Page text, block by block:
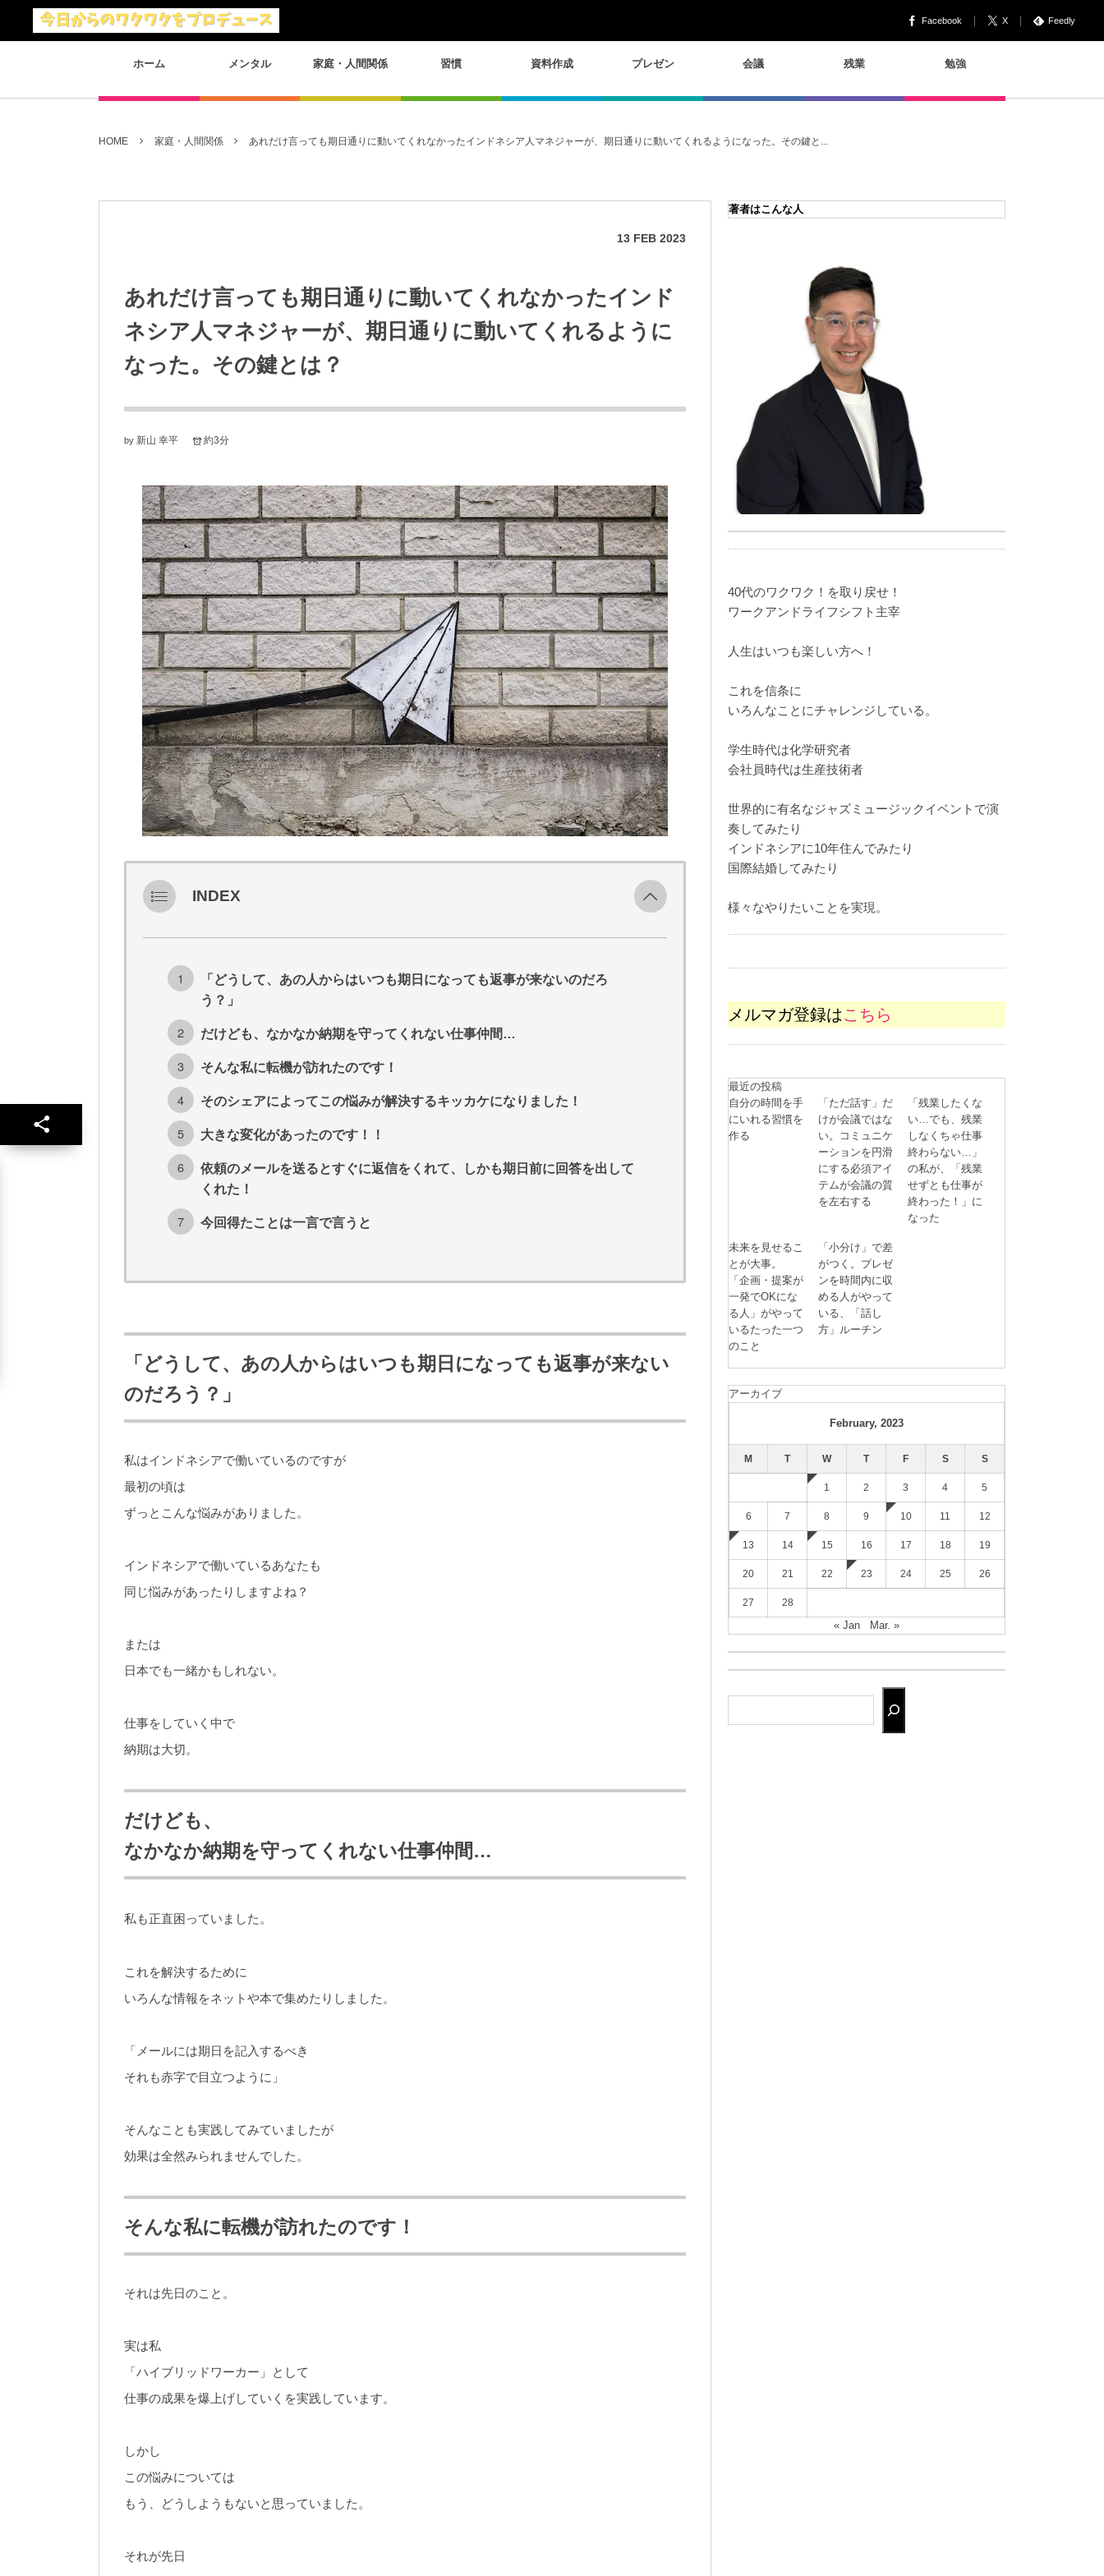
Facebook X Feedly
ホーム メンタル 家庭・人間関係 習慣 資料作成 プレゼン 会議 残業 勉強
HOME 家庭・人間関係 あれだけ言っても期日通りに動いてくれなかったインドネシア人マネジャーが、期日通りに動いてくれるようになった。その鍵と...
13 FEB 2023
あれだけ言っても期日通りに動いてくれなかったインド
ネシア人マネジャーが、期日通りに動いてくれるように
なった。その鍵とは？
by 新山 幸平 約3分
INDEX
「どうして、あの人からはいつも期日になっても返事が来ないのだろ
う？」
だけども、なかなか納期を守ってくれない仕事仲間…
そんな私に転機が訪れたのです！
そのシェアによってこの悩みが解決するキッカケになりました！
大きな変化があったのです！！
依頼のメールを送るとすぐに返信をくれて、しかも期日前に回答を出して
くれた！
今回得たことは一言で言うと
「どうして、あの人からはいつも期日になっても返事が来ない
のだろう？」
私はインドネシアで働いているのですが
最初の頃は
ずっとこんな悩みがありました。
インドネシアで働いているあなたも
同じ悩みがあったりしますよね？
または
日本でも一緒かもしれない。
仕事をしていく中で
納期は大切。
だけども、
なかなか納期を守ってくれない仕事仲間…
私も正直困っていました。
これを解決するために
いろんな情報をネットや本で集めたりしました。
「メールには期日を記入するべき
それも赤字で目立つように」
そんなことも実践してみていましたが
効果は全然みられませんでした。
そんな私に転機が訪れたのです！
それは先日のこと。
実は私
「ハイブリッドワーカー」として
仕事の成果を爆上げしていくを実践しています。
しかし
この悩みについては
もう、どうしようもないと思っていました。
それが先日
著者はこんな人
40代のワクワク！を取り戻せ！
ワークアンドライフシフト主宰
人生はいつも楽しい方へ！
これを信条に
いろんなことにチャレンジしている。
学生時代は化学研究者
会社員時代は生産技術者
世界的に有名なジャズミュージックイベントで演
奏してみたり
インドネシアに10年住んでみたり
国際結婚してみたり
様々なやりたいことを実現。
メルマガ登録はこちら
最近の投稿
自分の時間を手
にいれる習慣を
作る
「ただ話す」だ
けが会議ではな
い。コミュニケ
ーションを円滑
にする必須アイ
テムが会議の質
を左右する
「残業したくな
い…でも、残業
しなくちゃ仕事
終わらない…」
の私が、「残業
せずとも仕事が
終わった！」に
なった
未来を見せるこ
とが大事。
「企画・提案が
一発でOKにな
る人」がやって
いるたった一つ
のこと
「小分け」で差
がつく。プレゼ
ンを時間内に収
める人がやって
いる、「話し
方」ルーチン
アーカイブ
February, 2023
M T W T F S S
1 2 3 4 5
6 7 8 9 10 11 12
13 14 15 16 17 18 19
20 21 22 23 24 25 26
27 28
« Jan Mar. »